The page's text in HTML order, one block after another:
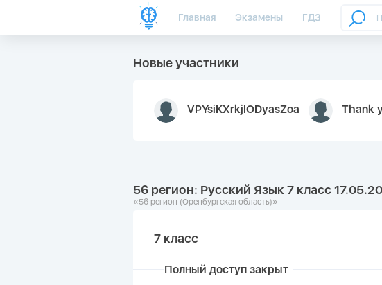
Главная Экзамены ГДЗ
Новые участники
VPYsiKXrkjIODyasZoa Thank you very much for your
56 регион: Русский Язык 7 класс
«56 регион (Оренбургская область)»
7 класс
Полный доступ закрыт